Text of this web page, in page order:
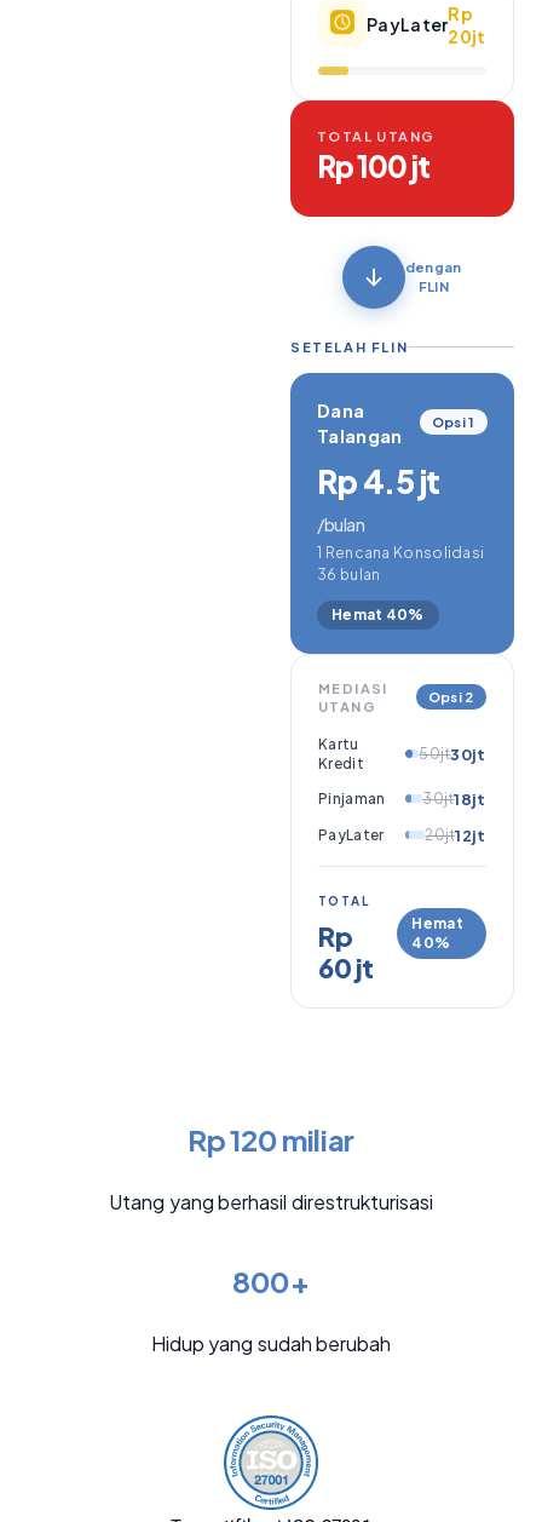
PayLater
Rp
20jt
TOTAL UTANG
Rp 100 jt
dengan
FLIN
SETELAH FLIN
Dana
Talangan
Opsi 1
Rp 4.5 jt
/bulan
1 Rencana Konsolidasi
36 bulan
Hemat 40%
MEDIASI
UTANG
Opsi 2
Kartu
Kredit
50jt30jt
Pinjaman 30jt18jt
PayLater 20jt12jt
TOTAL
Rp
60 jt
Hemat
40%
Rp 120 miliar
Utang yang berhasil direstrukturisasi
800+
Hidup yang sudah berubah